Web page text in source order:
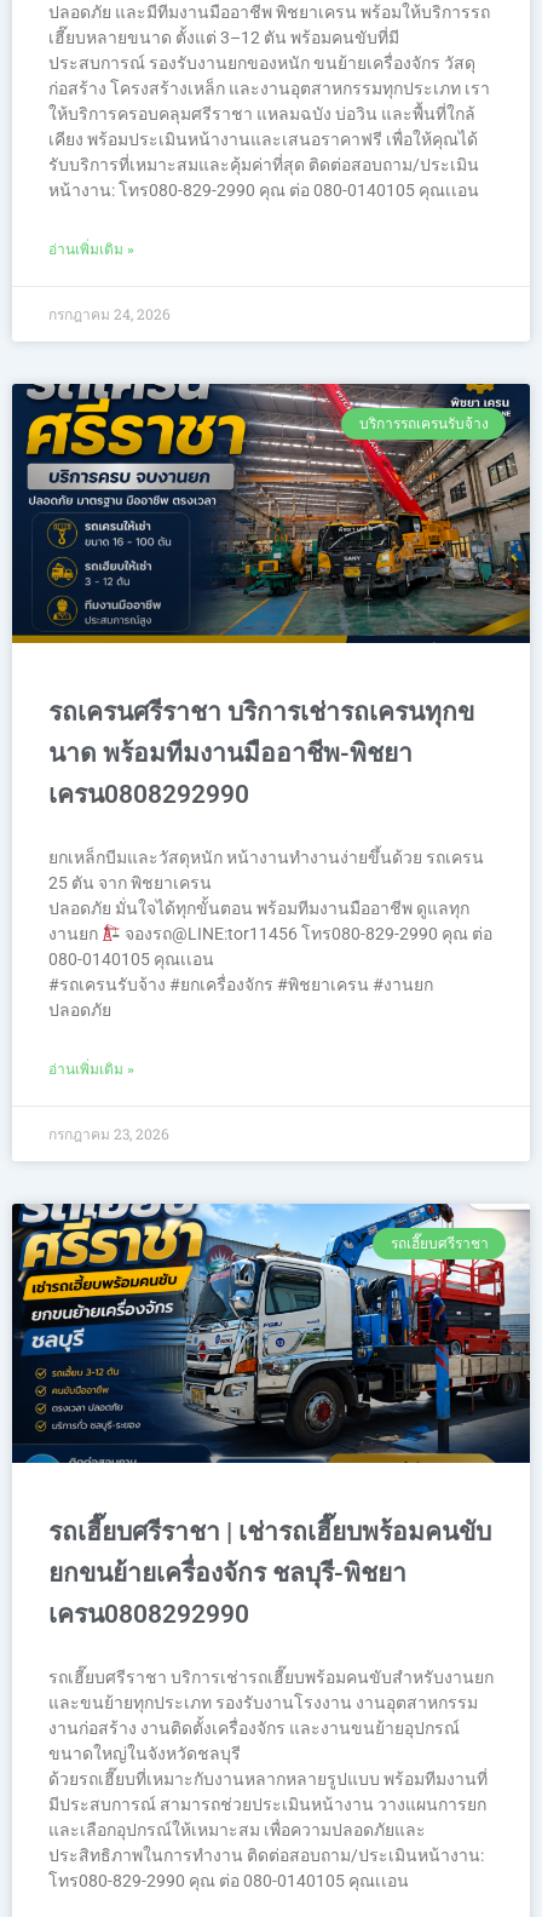
ปลอดภัย และมีทีมงานมืออาชีพ พิชยาเครน พร้อมให้บริการรถ
เฮี๊ยบหลายขนาด ตั้งแต่ 3–12 ตัน พร้อมคนขับที่มี
ประสบการณ์ รองรับงานยกของหนัก ขนย้ายเครื่องจักร วัสดุ
ก่อสร้าง โครงสร้างเหล็ก และงานอุตสาหกรรมทุกประเภท เรา
ให้บริการครอบคลุมศรีราชา แหลมฉบัง บ่อวิน และพื้นที่ใกล้
เคียง พร้อมประเมินหน้างานและเสนอราคาฟรี เพื่อให้คุณได้
รับบริการที่เหมาะสมและคุ้มค่าที่สุด ติดต่อสอบถาม/ประเมิน
หน้างาน: โทร080-829-2990 คุณ ต่อ 080-0140105 คุณเเอน
อ่านเพิ่มเติม »
กรกฎาคม 24, 2026
บริการรถเครนรับจ้าง
รถเครนศรีราชา บริการเช่ารถเครนทุกข
นาด พร้อมทีมงานมืออาชีพ-พิชยา
เครน0808292990
ยกเหล็กบีมและวัสดุหนัก หน้างานทำงานง่ายขึ้นด้วย รถเครน
25 ตัน จาก พิชยาเครน
ปลอดภัย มั่นใจได้ทุกขั้นตอน พร้อมทีมงานมืออาชีพ ดูแลทุก
งานยก
จองรถ@LINE:tor11456 โทร080-829-2990 คุณ ต่อ
080-0140105 คุณเเอน
#รถเครนรับจ้าง #ยกเครื่องจักร #พิชยาเครน #งานยก
ปลอดภัย
อ่านเพิ่มเติม »
กรกฎาคม 23, 2026
รถเฮี๊ยบศรีราชา
รถเฮี๊ยบศรีราชา | เช่ารถเฮี๊ยบพร้อมคนขับ
ยกขนย้ายเครื่องจักร ชลบุรี-พิชยา
เครน0808292990
รถเฮี๊ยบศรีราชา บริการเช่ารถเฮี๊ยบพร้อมคนขับสำหรับงานยก
และขนย้ายทุกประเภท รองรับงานโรงงาน งานอุตสาหกรรม
งานก่อสร้าง งานติดตั้งเครื่องจักร และงานขนย้ายอุปกรณ์
ขนาดใหญ่ในจังหวัดชลบุรี
ด้วยรถเฮี๊ยบที่เหมาะกับงานหลากหลายรูปแบบ พร้อมทีมงานที่
มีประสบการณ์ สามารถช่วยประเมินหน้างาน วางแผนการยก
และเลือกอุปกรณ์ให้เหมาะสม เพื่อความปลอดภัยและ
ประสิทธิภาพในการทำงาน ติดต่อสอบถาม/ประเมินหน้างาน:
โทร080-829-2990 คุณ ต่อ 080-0140105 คุณเเอน